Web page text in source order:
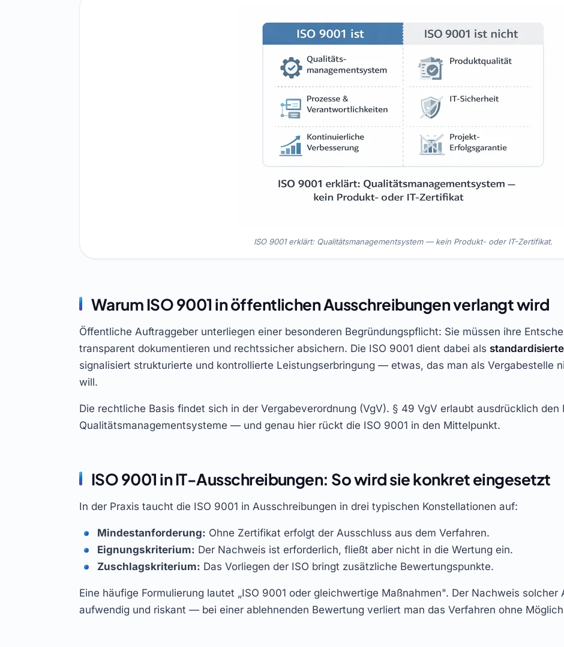
ISO 9001 erklärt: Qualitätsmanagementsystem — kein Produkt- oder IT-Zertifikat.
Warum ISO 9001 in öffentlichen Ausschreibungen verlangt wird
Öffentliche Auftraggeber unterliegen einer besonderen Begründungspflicht: Sie müssen ihre
transparent dokumentieren und rechtssicher absichern. Die ISO 9001 dient dabei als
signalisiert strukturierte und kontrollierte Leistungserbringung — etwas, das man als Vergabestelle
will.
Die rechtliche Basis findet sich in der Vergabeverordnung (VgV). § 49 VgV erlaubt ausdrücklich den
Qualitätsmanagementsysteme — und genau hier rückt die ISO 9001 in den Mittelpunkt.
ISO 9001 in IT-Ausschreibungen: So wird sie konkret eingesetzt
In der Praxis taucht die ISO 9001 in Ausschreibungen in drei typischen Konstellationen auf:
Mindestanforderung: Ohne Zertifikat erfolgt der Ausschluss aus dem Verfahren.
Eignungskriterium: Der Nachweis ist erforderlich, fließt aber nicht in die Wertung ein.
Zuschlagskriterium: Das Vorliegen der ISO bringt zusätzliche Bewertungspunkte.
Eine häufige Formulierung lautet „ISO 9001 oder gleichwertige Maßnahmen". Der Nachweis
aufwendig und riskant — bei einer ablehnenden Bewertung verliert man das Verfahren ohne